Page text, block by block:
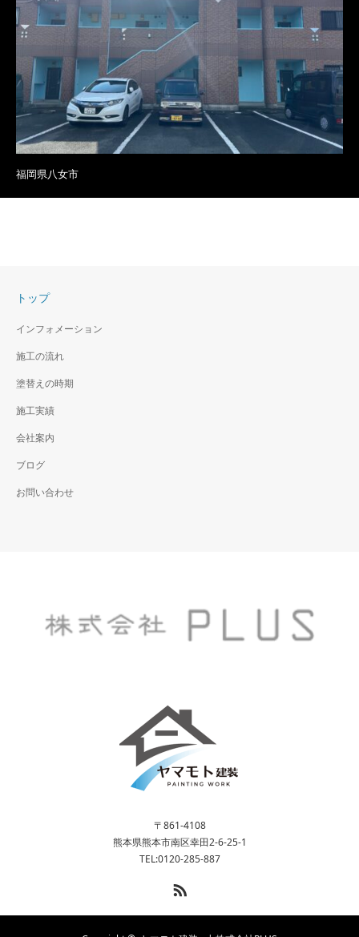
福岡県八女市
トップ
インフォメーション
施工の流れ
塗替えの時期
施工実績
会社案内
ブログ
お問い合わせ
〒861-4108
熊本県熊本市南区幸田2-6-25-1
TEL:0120-285-887